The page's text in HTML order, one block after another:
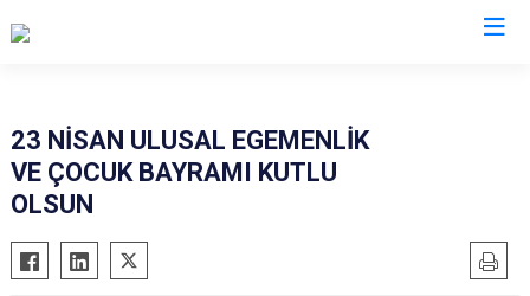
Ahmetli
Alaşehir
Salihli
23 NİSAN ULUSAL EGEMENLİK
VE ÇOCUK BAYRAMI KUTLU
OLSUN